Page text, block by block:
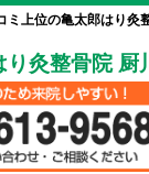
上位の亀太郎はり灸
り灸整骨院 厨